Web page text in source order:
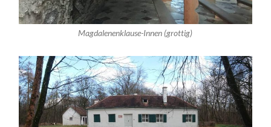
Magdalenenklause-Innen (grottig)